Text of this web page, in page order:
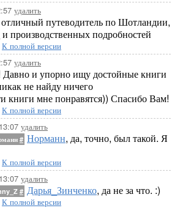
удалить
путеводитель по Шотландии,
и производственных подробностей
К полной версии
удалить
Давно и упорно ищу достойные книги
не найду ничего
книги мне понравятся)) Спасибо Вам!
К полной версии
удалить
# Норманн, да, точно, был такой. Я
К полной версии
удалить
# Дарья_Зинченко, да не за что. :)
К полной версии